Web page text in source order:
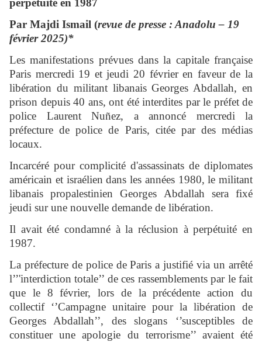
perpétuité en 1987
Par Majdi Ismail (revue de presse : Anadolu – 19
février 2025)*
Les manifestations prévues dans la capitale française
Paris mercredi 19 et jeudi 20 février en faveur de la
libération du militant libanais Georges Abdallah, en
prison depuis 40 ans, ont été interdites par le préfet de
police Laurent Nuñez, a annoncé mercredi la
préfecture de police de Paris, citée par des médias
locaux.
Incarcéré pour complicité d'assassinats de diplomates
américain et israélien dans les années 1980, le militant
libanais propalestinien Georges Abdallah sera fixé
jeudi sur une nouvelle demande de libération.
Il avait été condamné à la réclusion à perpétuité en
1987.
La préfecture de police de Paris a justifié via un arrêté
l’’'interdiction totale’’ de ces rassemblements par le fait
que le 8 février, lors de la précédente action du
collectif ‘’Campagne unitaire pour la libération de
Georges Abdallah’’, des slogans ‘’susceptibles de
constituer une apologie du terrorisme’’ avaient été